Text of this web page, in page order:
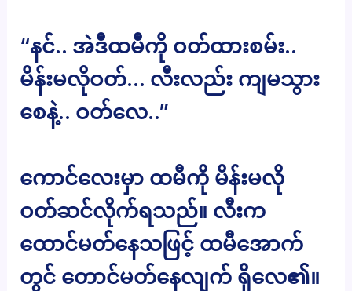
“နင်.. အဲဒီထမီကို ဝတ်ထားစမ်း..
မိန်းမလိုဝတ်… လီးလည်း ကျမသွား
စေနဲ့.. ဝတ်လေ..”
ကောင်လေးမှာ ထမီကို မိန်းမလို
ဝတ်ဆင်လိုက်ရသည်။ လီးက
ထောင်မတ်နေသဖြင့် ထမီအောက်
တွင် တောင်မတ်နေလျက် ရှိလေ၏။